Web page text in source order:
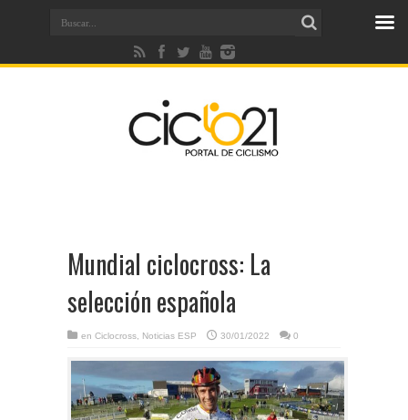
Mundial ciclocross: La
selección española
en Ciclocross Noticias ESP 30/01/2022 0